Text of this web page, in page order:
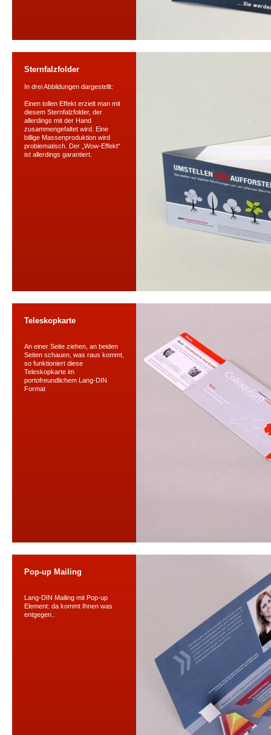
Sternfalzfolder
In drei Abbildungen dargestellt:
Einen tollen Effekt erzielt man mit
diesem Sternfalzfolder, der
allerdings mit der Hand
zusammengefaltet wird. Eine
billige Massenproduktion wird
problematisch. Der „Wow-Effekt“
ist allerdings garantiert.
Teleskopkarte
An einer Seite ziehen, an beiden
Seiten schauen, was raus kommt,
so funktioniert diese
Teleskopkarte im
portofreundlichem Lang-DIN
Format
Pop-up Mailing
Lang-DIN Mailing mit Pop-up
Element: da kommt Ihnen was
entgegen..